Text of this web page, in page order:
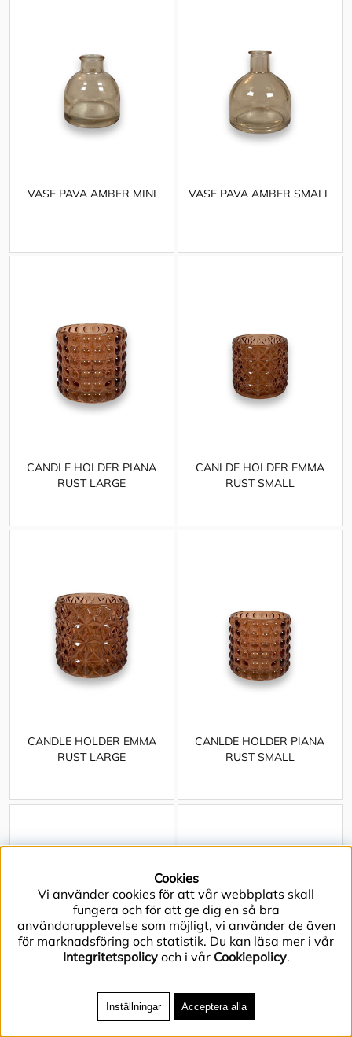
VASE PAVA AMBER MINI VASE PAVA AMBER SMALL
CANDLE HOLDER PIANA
RUST LARGE
CANLDE HOLDER EMMA
RUST SMALL
CANDLE HOLDER EMMA
RUST LARGE
CANLDE HOLDER PIANA
RUST SMALL
DECORATION AMANITA
DECORATION AMANITA
Cookies
Vi använder cookies för att vår webbplats skall
fungera och för att ge dig en så bra
användarupplevelse som möjligt, vi använder de även
för marknadsföring och statistik. Du kan läsa mer i vår
Integritetspolicyoch i vår Cookiepolicy.
Inställningar Acceptera alla